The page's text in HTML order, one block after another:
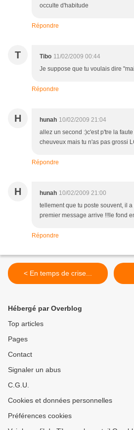
occulte d'habitude
Répondre
T Tibo 11/02/2009 00:44
Je suppose que tu voulais dire
Répondre
H hunah 10/02/2009 21:04
allez un second :)c'est p'tre la
cheuveux mais tu n'as pas grossi
Répondre
H hunah 10/02/2009 21:00
tellement que tu poste souvent, il
premier message arrive !!!le fond
Répondre
< En temps de crise...
Hébergé par Overblog
Top articles
Pages
Contact
Signaler un abus
C.G.U.
Cookies et données personnelles
Préférences cookies